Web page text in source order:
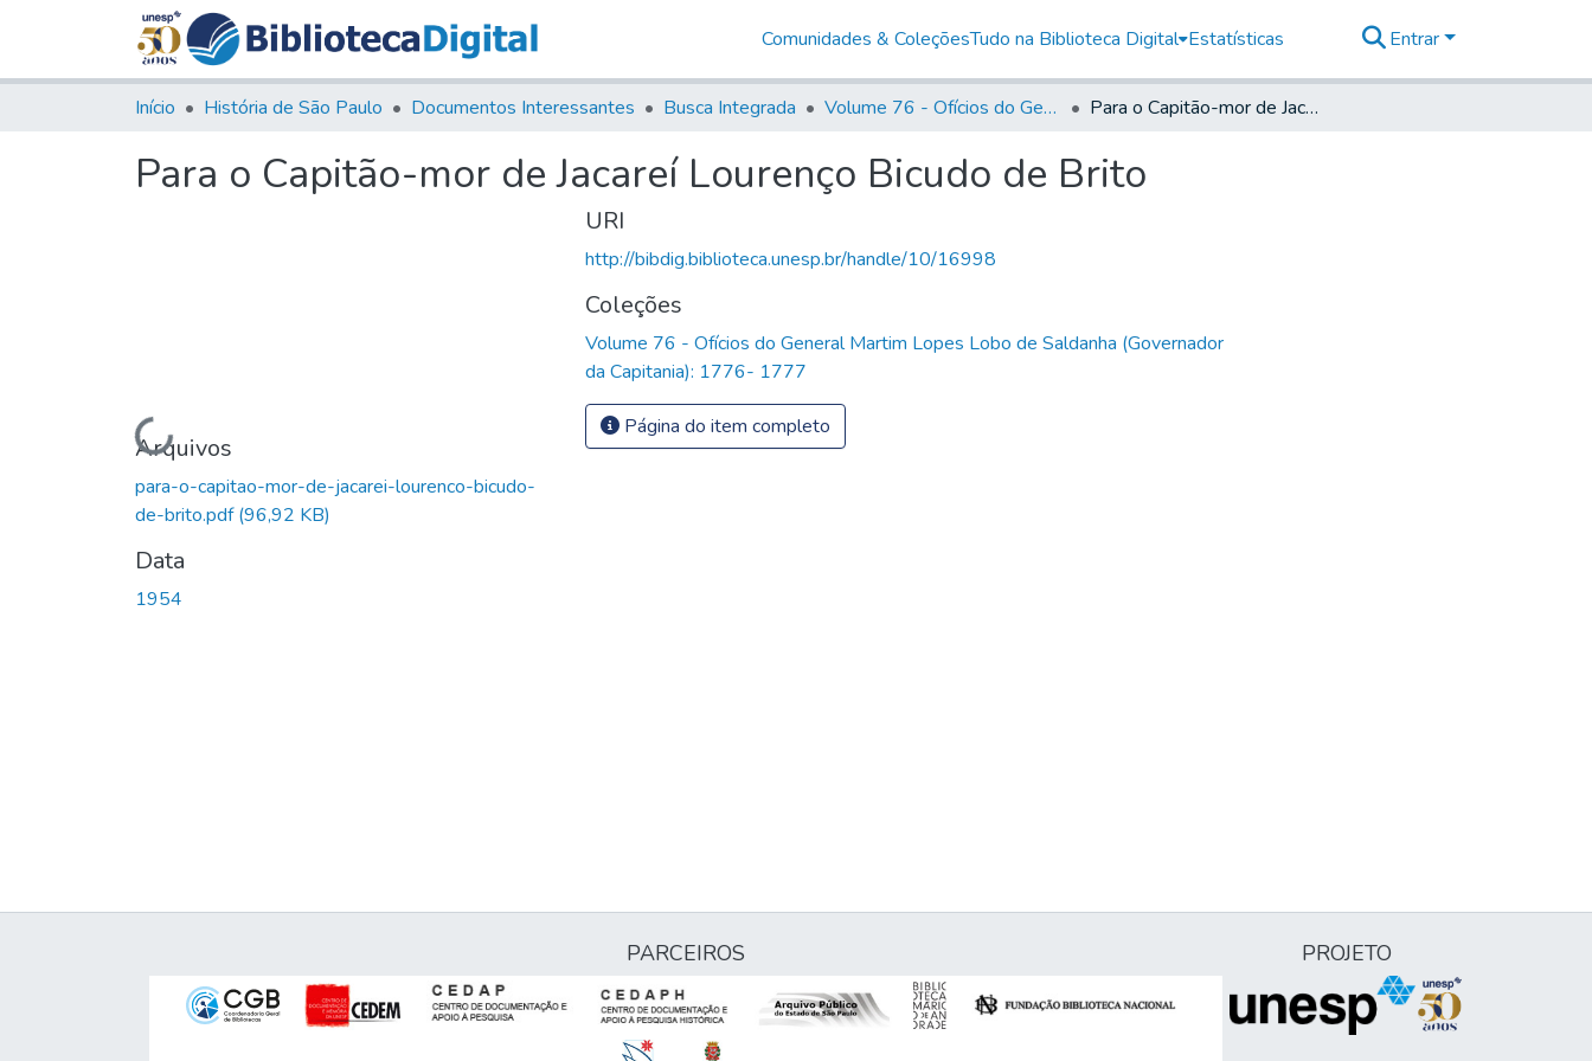
Comunidades & ColeçõesTudo na Biblioteca Digital Estatísticas Entrar
Início História de São Paulo Documentos Interessantes Busca Integrada Volume 76 - Ofícios do General Martim Lopes Lobo de Saldanha (Governador da Capitania): 1776- 1777 Para o Capitão-mor de Jacareí Lourenço Bicudo de Brito
Para o Capitão-mor de Jacareí Lourenço Bicudo de Brito
Carregando...
Arquivos
para-o-capitao-mor-de-jacarei-lourenco-bicudo-
de-brito.pdf(96,92 KB)
Data
1954
URI
http://bibdig.biblioteca.unesp.br/handle/10/16998
Coleções
Volume 76 - Ofícios do General Martim Lopes Lobo de Saldanha (Governador
da Capitania): 1776- 1777
Página do item completo
PARCEIROS PROJETO